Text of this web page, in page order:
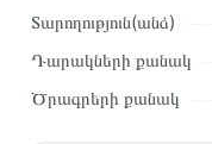
Կայքում տվյալ
Մեքենա SAMSUNG
ողջ տարածքում։
Տարողություն(անձ)
Դարակների քանակ
Ծրագրերի քանակ